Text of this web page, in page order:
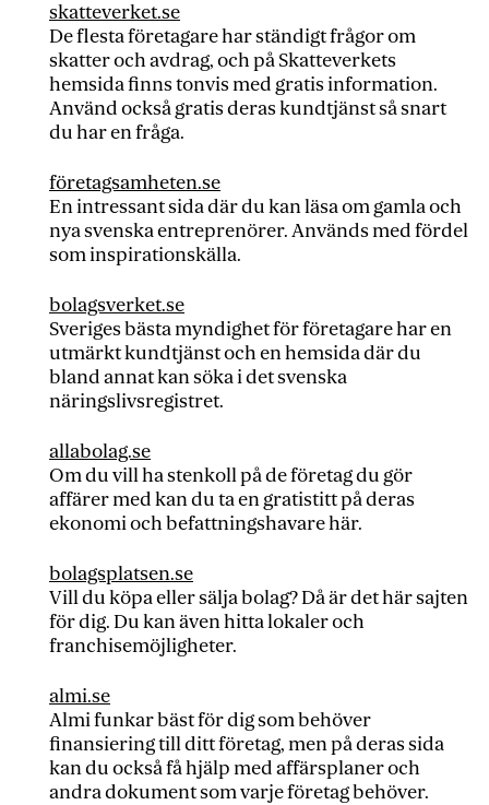
skatteverket.se
De flesta företagare har ständigt frågor om
skatter och avdrag, och på Skatteverkets
hemsida finns tonvis med gratis information.
Använd också gratis deras kundtjänst så snart
du har en fråga.
företagsamheten.se
En intressant sida där du kan läsa om gamla och
nya svenska entreprenörer. Används med fördel
som inspirationskälla.
bolagsverket.se
Sveriges bästa myndighet för företagare har en
utmärkt kundtjänst och en hemsida där du
bland annat kan söka i det svenska
näringslivsregistret.
allabolag.se
Om du vill ha stenkoll på de företag du gör
affärer med kan du ta en gratistitt på deras
ekonomi och befattningshavare här.
bolagsplatsen.se
Vill du köpa eller sälja bolag? Då är det här sajten
för dig. Du kan även hitta lokaler och
franchisemöjligheter.
almi.se
Almi funkar bäst för dig som behöver
finansiering till ditt företag, men på deras sida
kan du också få hjälp med affärsplaner och
andra dokument som varje företag behöver.